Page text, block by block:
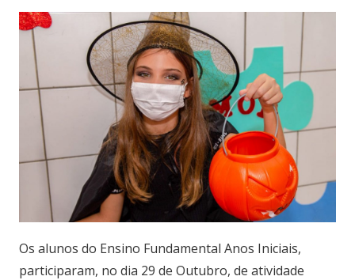
Os alunos do Ensino Fundamental Anos Iniciais,
participaram, no dia 29 de Outubro, de atividade